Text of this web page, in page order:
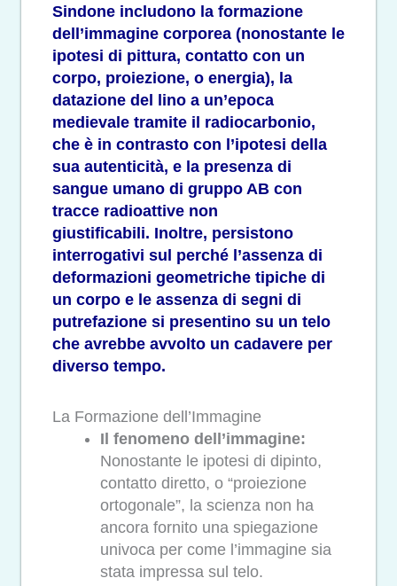
Sindone includono la formazione
dell’immagine corporea (nonostante le
ipotesi di pittura, contatto con un
corpo, proiezione, o energia), la
datazione del lino a un’epoca
medievale tramite il radiocarbonio,
che è in contrasto con l’ipotesi della
sua autenticità, e la presenza di
sangue umano di gruppo AB con
tracce radioattive non
giustificabili. Inoltre, persistono
interrogativi sul perché l’assenza di
deformazioni geometriche tipiche di
un corpo e le assenza di segni di
putrefazione si presentino su un telo
che avrebbe avvolto un cadavere per
diverso tempo.
La Formazione dell’Immagine
Il fenomeno dell’immagine:
Nonostante le ipotesi di dipinto,
contatto diretto, o “proiezione
ortogonale”, la scienza non ha
ancora fornito una spiegazione
univoca per come l’immagine sia
stata impressa sul telo.